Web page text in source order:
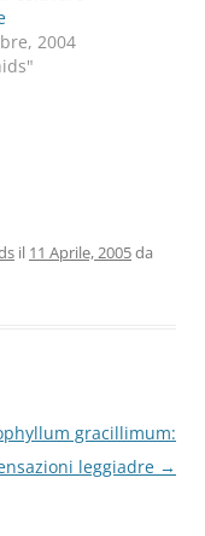
2004
il 11 Aprile, 2005da
gracillimum:
leggiadre →